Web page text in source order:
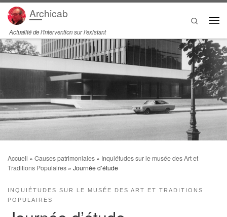
Passer au contenu
Archicab
Actualité de l'intervention sur l'existant
Search
Accueil » Causes patrimoniales » Inquiétudes sur le musée des Art et
Traditions Populaires » Journée d’étude
INQUIÉTUDES SUR LE MUSÉE DES ART ET TRADITIONS
POPULAIRES